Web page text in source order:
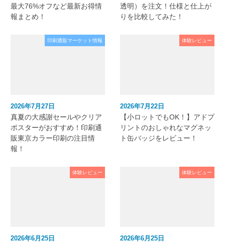
最大76%オフなど最新お得情
報まとめ！
透明）を注文！仕様と仕上が
りを比較してみた！
印刷通販マーケット情報
2026年7月27日
真夏の大感謝セールやクリア
ポスターがおすすめ！印刷通
販東京カラー印刷の注目情
報！
体験レビュー
2026年7月22日
【小ロットでもOK！】アドプ
リントのおしゃれなマグネッ
ト缶バッジをレビュー！
体験レビュー
2026年6月25日
体験レビュー
2026年6月25日